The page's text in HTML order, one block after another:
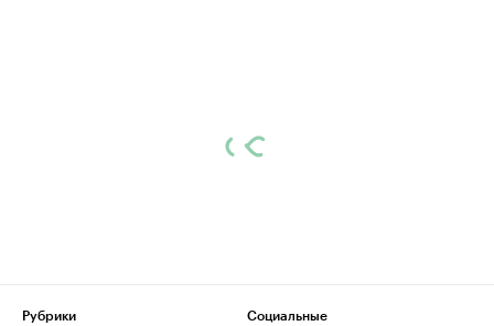
Рубрики
Социальные